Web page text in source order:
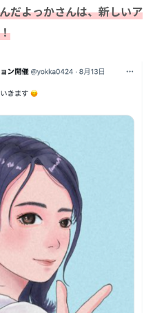
だよっかさんは、新しいア